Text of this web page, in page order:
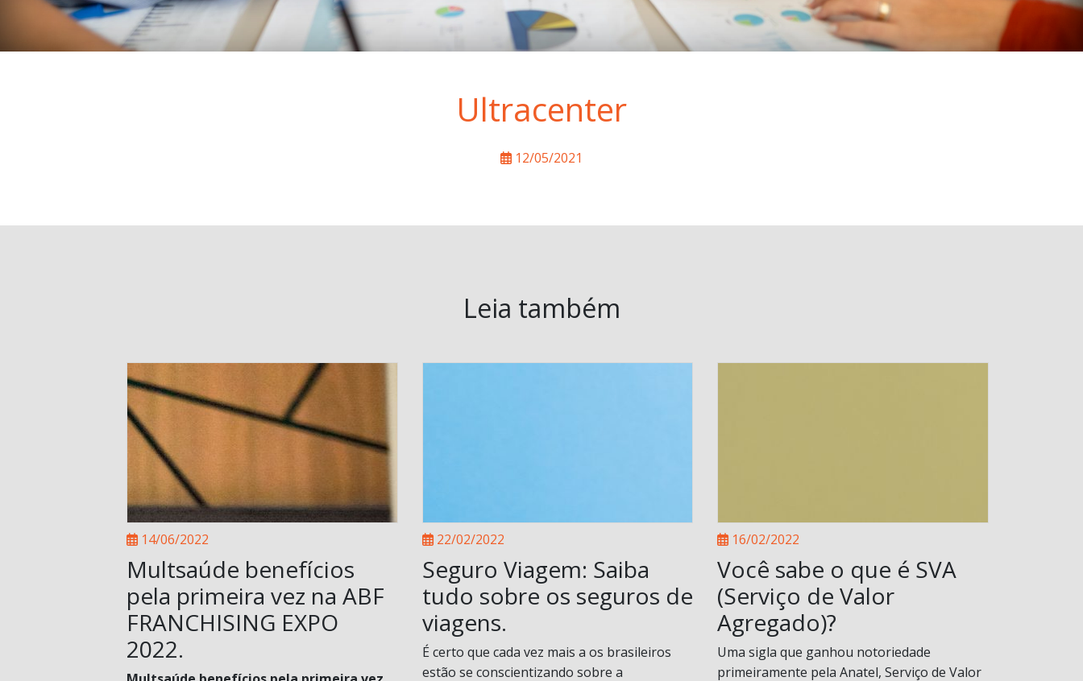
Ultracenter
12/05/2021
Leia também
14/06/2022
Multsaúde benefícios
pela primeira vez na ABF
FRANCHISING EXPO
2022.
22/02/2022
Seguro Viagem: Saiba
tudo sobre os seguros de
viagens.
É certo que cada vez mais a os brasileiros
estão se conscientizando sobre a
16/02/2022
Você sabe o que é SVA
(Serviço de Valor
Agregado)?
Uma sigla que ganhou notoriedade
primeiramente pela Anatel, Serviço de Valor